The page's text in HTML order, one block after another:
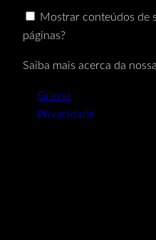
Mostrar conteúdos de
páginas?
Saiba mais acerca da nossa
Gravar
Privacidade